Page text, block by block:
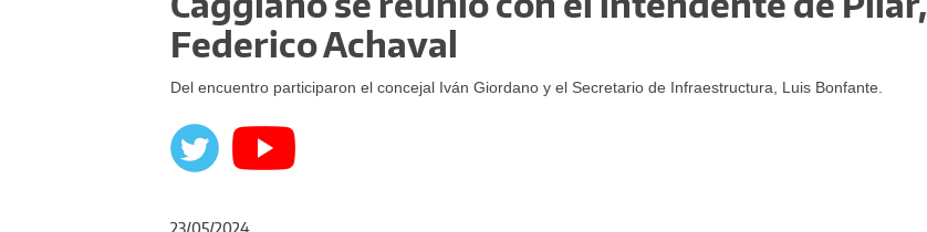
Federico Achaval
Del encuentro participaron el concejal Iván Giordano y el Secretario de Infraestructura, Luis Bonfante.
23/05/2024